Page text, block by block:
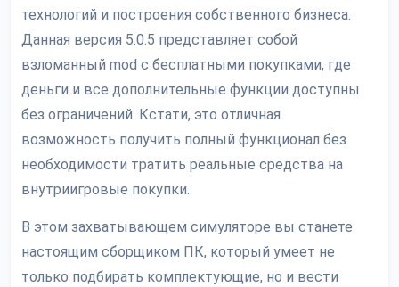
технологий и построения собственного бизнеса.
Данная версия 5.0.5 представляет собой
взломанный mod с бесплатными покупками, где
деньги и все дополнительные функции доступны
без ограничений. Кстати, это отличная
возможность получить полный функционал без
необходимости тратить реальные средства на
внутриигровые покупки.
В этом захватывающем симуляторе вы станете
настоящим сборщиком ПК, который умеет не
только подбирать комплектующие, но и вести